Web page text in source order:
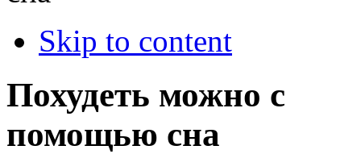
Skip to content
Похудеть можно с
помощью сна